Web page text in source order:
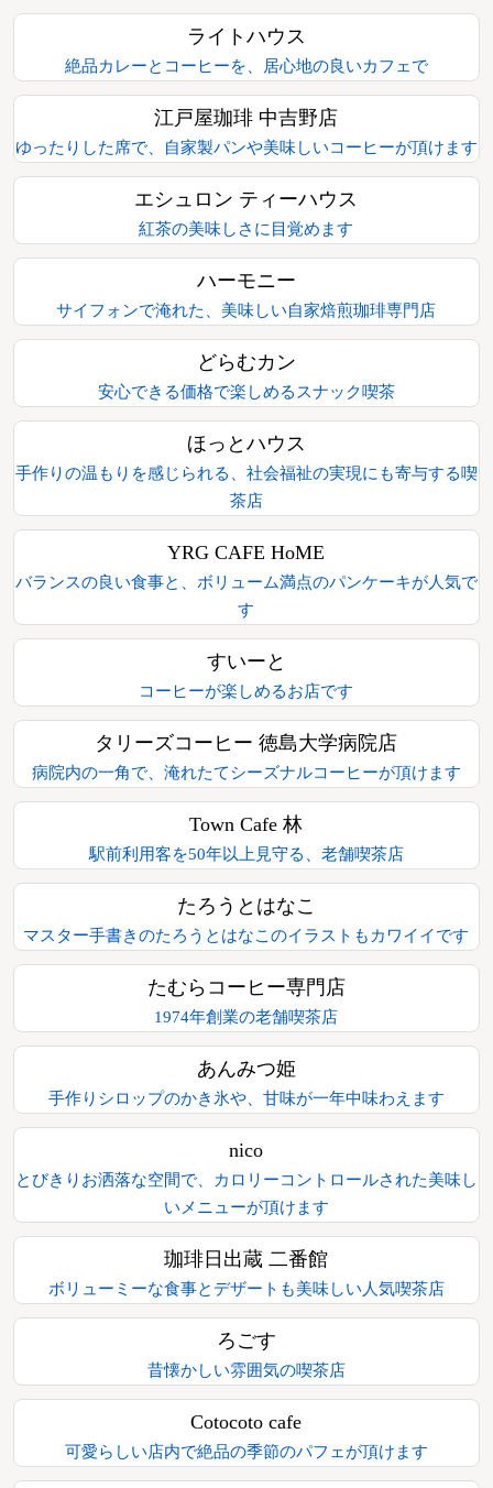
ライトハウス
絶品カレーとコーヒーを、居心地の良いカフェで
江戸屋珈琲 中吉野店
ゆったりした席で、自家製パンや美味しいコーヒーが頂けます
エシュロン ティーハウス
紅茶の美味しさに目覚めます
ハーモニー
サイフォンで淹れた、美味しい自家焙煎珈琲専門店
どらむカン
安心できる価格で楽しめるスナック喫茶
ほっとハウス
手作りの温もりを感じられる、社会福祉の実現にも寄与する喫
茶店
YRG CAFE HoME
バランスの良い食事と、ボリューム満点のパンケーキが人気で
す
すいーと
コーヒーが楽しめるお店です
タリーズコーヒー 徳島大学病院店
病院内の一角で、淹れたてシーズナルコーヒーが頂けます
Town Cafe 林
駅前利用客を50年以上見守る、老舗喫茶店
たろうとはなこ
マスター手書きのたろうとはなこのイラストもカワイイです
たむらコーヒー専門店
1974年創業の老舗喫茶店
あんみつ姫
手作りシロップのかき氷や、甘味が一年中味わえます
nico
とびきりお洒落な空間で、カロリーコントロールされた美味し
いメニューが頂けます
珈琲日出蔵 二番館
ボリューミーな食事とデザートも美味しい人気喫茶店
ろごす
昔懐かしい雰囲気の喫茶店
Cotocoto cafe
可愛らしい店内で絶品の季節のパフェが頂けます